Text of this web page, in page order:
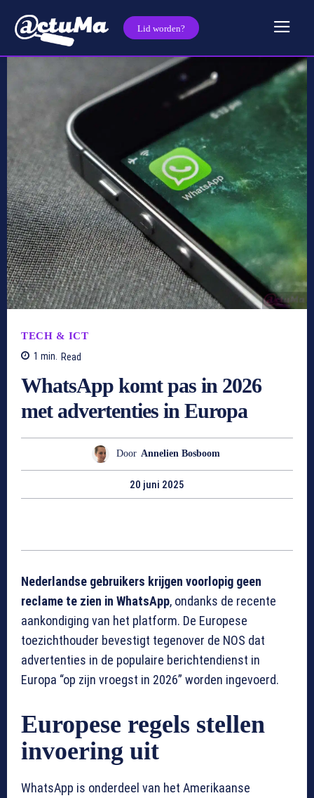
Lid worden?
TECH & ICT
1 min. Read
WhatsApp komt pas in 2026
met advertenties in Europa
Door Annelien Bosboom
20 juni 2025
Nederlandse gebruikers krijgen voorlopig geen
reclame te zien in WhatsApp, ondanks de recente
aankondiging van het platform. De Europese
toezichthouder bevestigt tegenover de NOS dat
advertenties in de populaire berichtendienst in
Europa “op zijn vroegst in 2026” worden ingevoerd.
Europese regels stellen
invoering uit
WhatsApp is onderdeel van het Amerikaanse